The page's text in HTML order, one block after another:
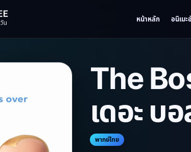
หน้าหลัก อนิเมะ
The
เดอะ บ
พากย์ไทย